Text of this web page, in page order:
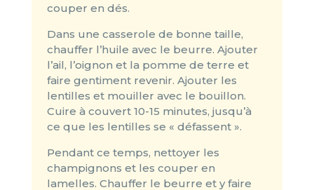
couper en dés.
Dans une casserole de bonne taille,
chauffer l’huile avec le beurre. Ajouter
l’ail, l’oignon et la pomme de terre et
faire gentiment revenir. Ajouter les
lentilles et mouiller avec le bouillon.
Cuire à couvert 10-15 minutes, jusqu’à
ce que les lentilles se « défassent ».
Pendant ce temps, nettoyer les
champignons et les couper en
lamelles. Chauffer le beurre et y faire